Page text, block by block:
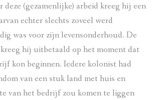
deze (gezamenlijke) arbeid kreeg hij een
echter slechts zoveel werd
was voor zijn levensonderhoud. De
hij uitbetaald op het moment dat
kon beginnen. Iedere kolonist had
van een stuk land met huis en
van het bedrijf zou komen te liggen